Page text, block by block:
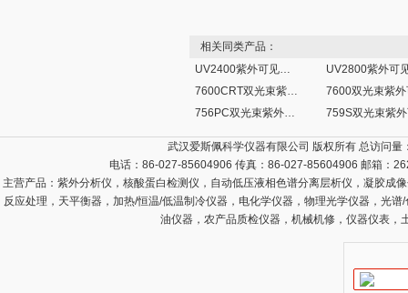
相关同类产品：
UV2400紫外可见分光光度计
7600CRT双光束紫外可见分光光度计
756PC双光束紫外可见分光光度计
武汉爱斯佩科学仪器有限公司 版权所有 总访问量
电话：86-027-85604906 传真：86-027-85604906 邮箱：
主营产品： 紫外分析仪，核酸蛋白检测仪，自动低压液相色谱分离层析仪，凝胶成
反应处理，天平衡器，加热/恒温/低温制冷仪器，电化学仪器，物理光学仪器，光
油仪器，农产品质检仪器，机械机修，仪器仪表，